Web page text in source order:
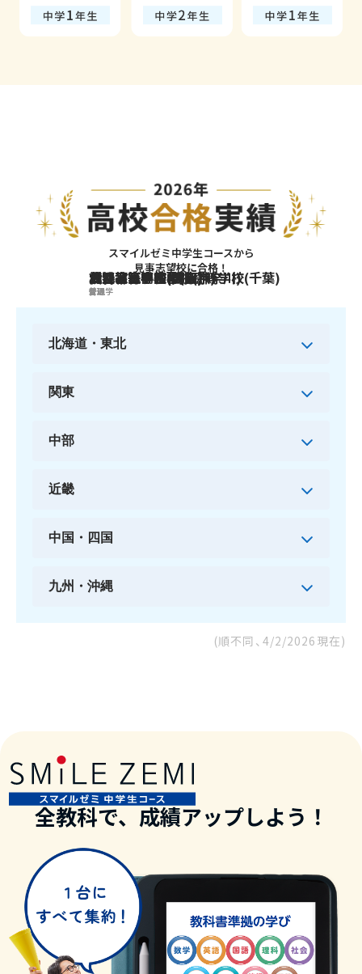
スマイルゼミ中学生コースから
見事志望校に合格！
日比谷高等学校(東京)
普通
横浜翠嵐高等学校(神奈川)
普通
渋谷教育学園幕張高等学校(千葉)
普通
大宮高等学校(埼玉)
普通
刈谷高等学校(愛知)
普通
北野高等学校(大阪)
文理学
北海道・東北
関東
中部
近畿
中国・四国
九州・沖縄
(順不同、 4/2/2026 現在)
全教科で、成績アップしよう！